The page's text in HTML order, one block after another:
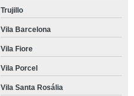
Trujillo
Vila Barcelona
Vila Fiore
Vila Porcel
Vila Santa Rosália